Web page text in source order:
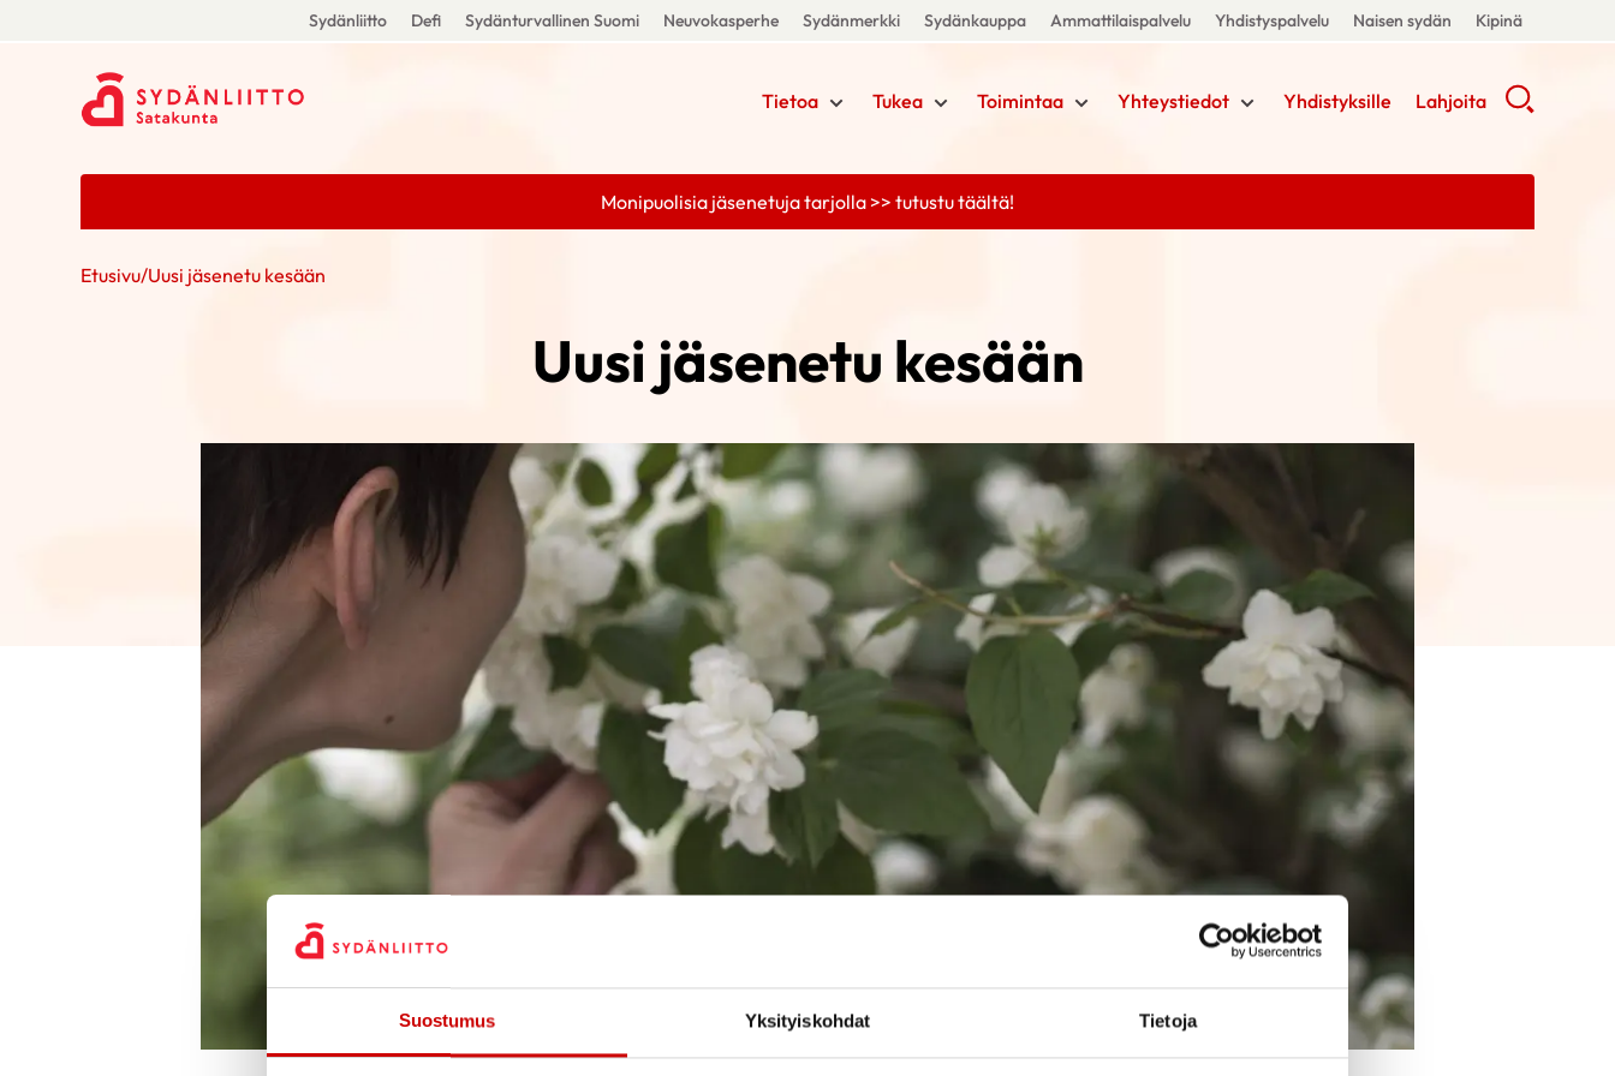
Suostumus Yksityiskohdat Tietoja
Sydänliitto Defi Sydänturvallinen Suomi Neuvokasperhe Sydänmerkki Sydänkauppa Ammattilaispalvelu Yhdistyspalvelu Naisen sydän Kipinä
Tietoa Tukea Toimintaa Yhteystiedot Yhdistyksille Lahjoita
Monipuolisia jäsenetuja tarjolla >> tutustu täältä!
Etusivu/Uusi jäsenetu kesään
Uusi jäsenetu kesään